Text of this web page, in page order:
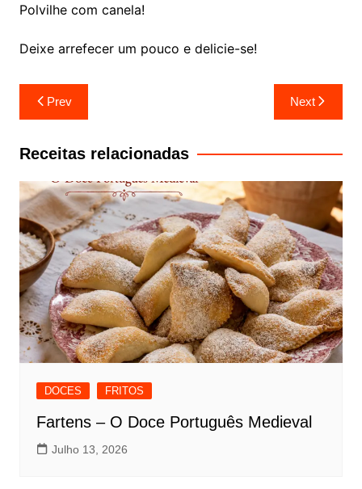
Polvilhe com canela!
Deixe arrefecer um pouco e delicie-se!
Navegação
de
artigos
Prev Next
Receitas relacionadas
DOCES FRITOS
Fartens – O Doce Português Medieval
Julho 13, 2026